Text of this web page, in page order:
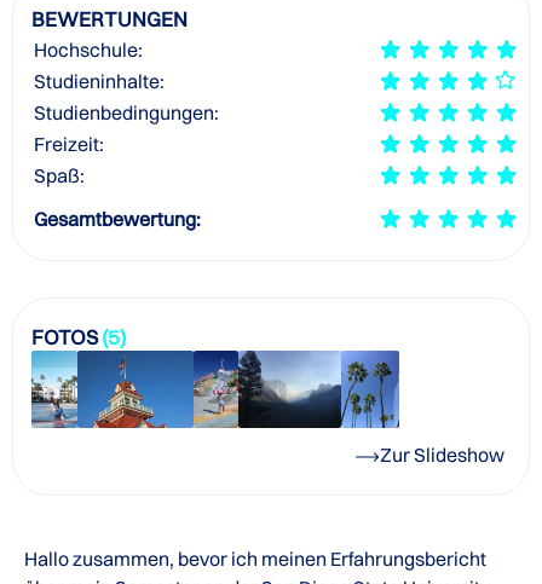
BEWERTUNGEN
Hochschule:
Studieninhalte:
Studienbedingungen:
Freizeit:
Spaß:
Gesamtbewertung:
FOTOS(5)
Zur Slideshow
Hallo zusammen, bevor ich meinen Erfahrungsbericht